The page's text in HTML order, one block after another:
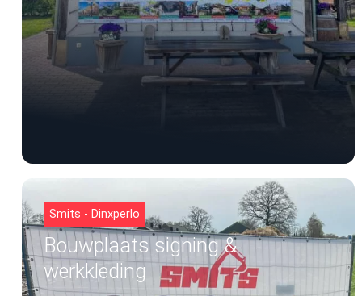
Smits - Dinxperlo
Bouwplaats signing &
werkkleding